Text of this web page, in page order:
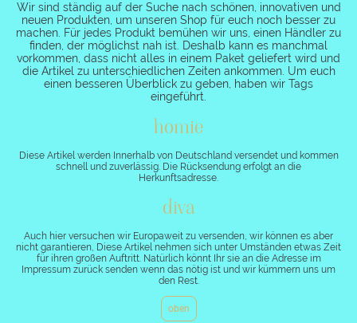
Wir sind ständig auf der Suche nach schönen, innovativen und
neuen Produkten, um unseren Shop für euch noch besser zu
machen. Für jedes Produkt bemühen wir uns, einen Händler zu
finden, der möglichst nah ist. Deshalb kann es manchmal
vorkommen, dass nicht alles in einem Paket geliefert wird und
die Artikel zu unterschiedlichen Zeiten ankommen. Um euch
einen besseren Überblick zu geben, haben wir Tags
eingeführt.
homie
Diese Artikel werden Innerhalb von Deutschland versendet und kommen
schnell und zuverlässig. Die Rücksendung erfolgt an die
Herkunftsadresse.
diva
Auch hier versuchen wir Europaweit zu versenden, wir können es aber
nicht garantieren, Diese Artikel nehmen sich unter Umständen etwas Zeit
für ihren großen Auftritt. Natürlich könnt Ihr sie an die Adresse im
Impressum zurück senden wenn das nötig ist und wir kümmern uns um
den Rest.
oben